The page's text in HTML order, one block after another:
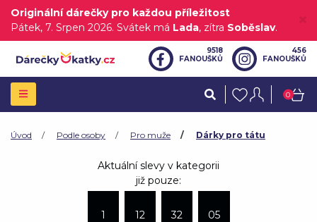
Originální dárečky pro každou příležitost
Pátek, 7. Srpen 2026. Svátek má Lada, zítra Soběslav.
9518
FANOUŠKŮ
456
FANOUŠKŮ
0
Úvod Podle osoby Pro muže Dárky pro tátu
Aktuální slevy v kategorii
již pouze:
1
12
32
04